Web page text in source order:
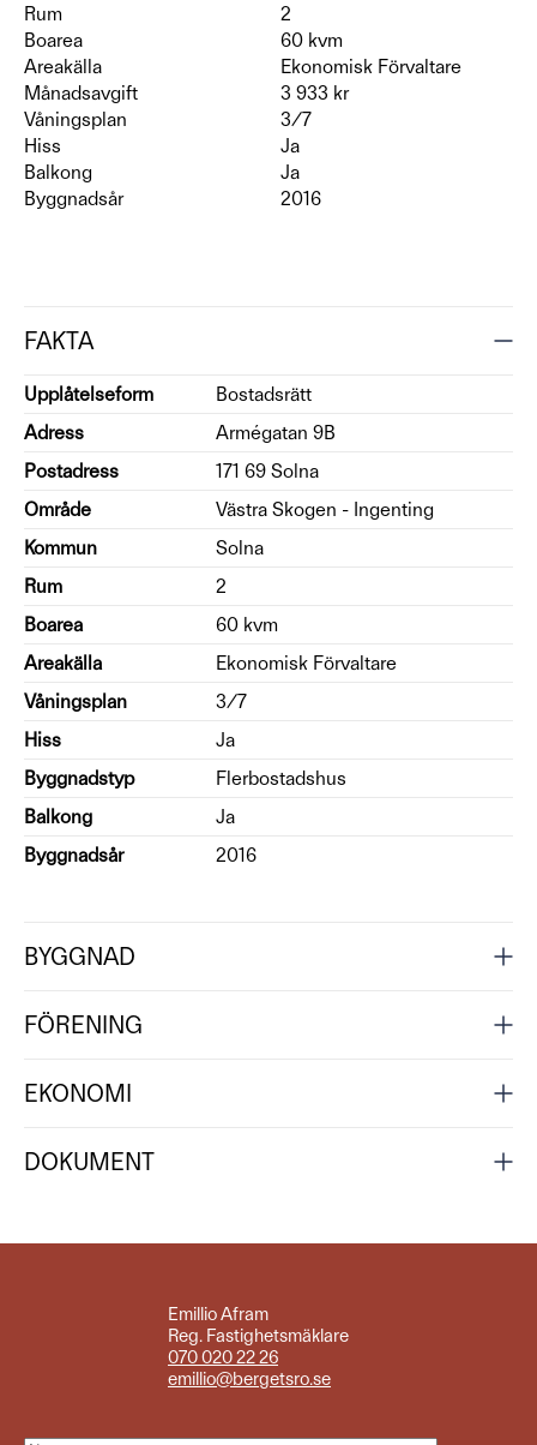
Rum
2
Boarea
60 kvm
Areakälla
Ekonomisk Förvaltare
Månadsavgift
3 933 kr
Våningsplan
3/7
Hiss
Ja
Balkong
Ja
Byggnadsår
2016
FAKTA
Upplåtelseform
Bostadsrätt
Adress
Armégatan 9B
Postadress
171 69 Solna
Område
Västra Skogen - Ingenting
Kommun
Solna
Rum
2
Boarea
60 kvm
Areakälla
Ekonomisk Förvaltare
Våningsplan
3/7
Hiss
Ja
Byggnadstyp
Flerbostadshus
Balkong
Ja
Byggnadsår
2016
BYGGNAD
FÖRENING
EKONOMI
DOKUMENT
Emillio Afram
Reg. Fastighetsmäklare
070 020 22 26
emillio@bergetsro.se